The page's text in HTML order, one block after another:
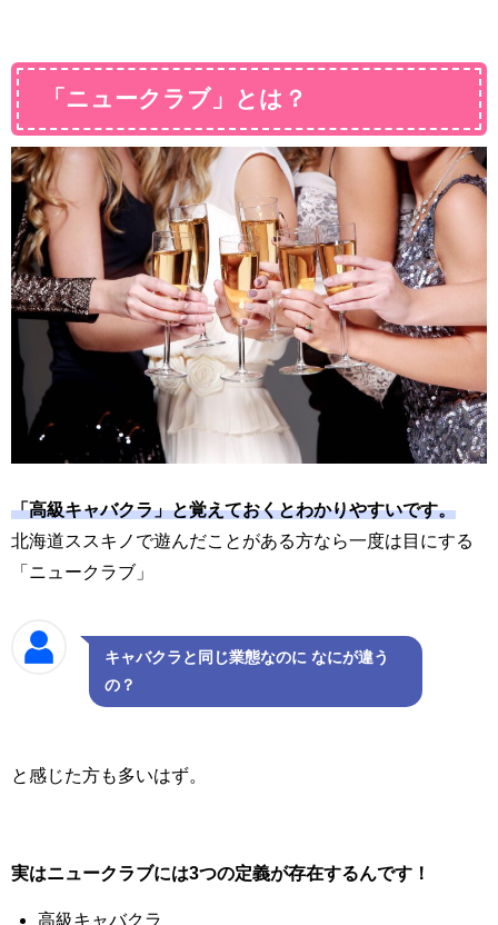
「ニュークラブ」とは？
「高級キャバクラ」と覚えておくとわかりやすいです。
北海道ススキノで遊んだことがある方なら一度は目にする
「ニュークラブ」
キャバクラと同じ業態なのに なにが違う
の？
と感じた方も多いはず。
実はニュークラブには3つの定義が存在するんです！
高級キャバクラ